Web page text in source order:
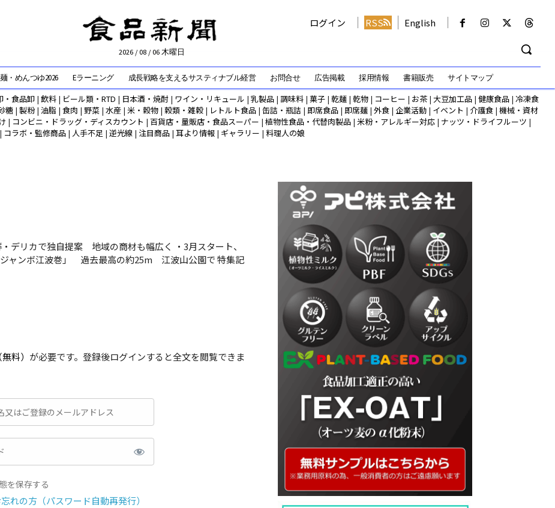
2026 / 08 / 06 木曜日
ログイン RSS English
・めんつゆ2026 Eラーニング 成長戦略を支えるサスティナブル経営 お問合せ 広告掲載 採用情報 書籍販売 サイトマップ
・食品卸 | 飲料 | ビール類・RTD | 日本酒・焼酎 | ワイン・リキュール | 乳製品 | 調味料 | 菓子 | 乾麺 | 乾物 | コーヒー | お茶 | 大豆加工品 | 健康食品 | 冷凍食
糖 | 製粉| 油脂 | 食肉 | 野菜 | 水産 | 米・穀物 | 穀類・雑穀 | レトルト食品 | 缶詰・瓶詰 | 即席食品 | 即席麺 | 外食 | 企業活動 | イベント | 介護食 | 機械・資材
| コンビニ・ドラッグ・ディスカウント | 百貨店・量販店・食品スーパー | 植物性食品・代替肉製品 | 米粉・アレルギー対応 | ナッツ・ドライフルーツ |
| コラボ・監修商品 | 人手不足 | 逆光線 | 注目商品 | 耳より情報 | ギャラリー | 料理人の娘
リカで独自提案 地域の商材も幅広く ・3月スタート、
ャンボ江波巻」 過去最高の約25m 江波山公園で 特集記
料） が必要です。登録後ログインすると全文を閲覧できま
を保存する
れの方（パスワード自動再発行）